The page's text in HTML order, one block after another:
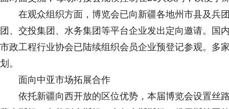
在观众组织方面，博览会已向新疆各地州市县及兵
团、交投集团、水务集团等平台企业发出定向邀请。国
市政工程行业协会已陆续组织会员企业预登记参观。多
划。
面向中亚市场拓展合作
依托新疆向西开放的区位优势，本届博览会设置丝